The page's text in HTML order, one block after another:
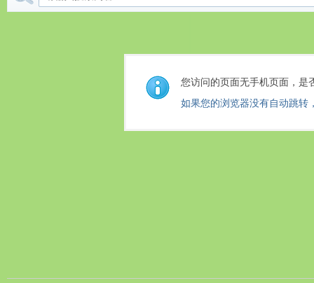
您访问的页面无手机页面，是
如果您的浏览器没有自动跳转